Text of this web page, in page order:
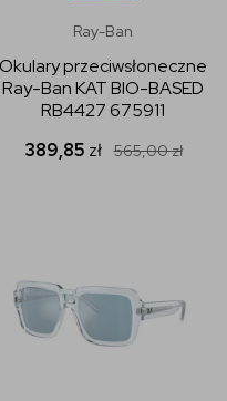
Ray-Ban
Okulary przeciwsłoneczne
Ray-Ban KAT BIO-BASED
RB4427 675911
389,85 zł 565,00zł